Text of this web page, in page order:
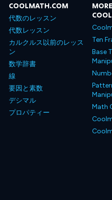
COOLMATH.COM
代数のレッスン
代数レッスン
カルクルス以前のレッス
ン
数学辞書
線
要因と素数
デシマル
プロパティー
Ten
Base
Math